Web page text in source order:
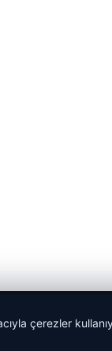
çerezler